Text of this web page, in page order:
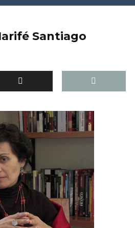
Santiago